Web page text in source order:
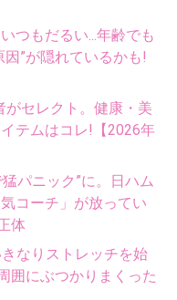
つもだるい...年齢でも
”が隠れているかも!
セレクト。健康・美
テムはコレ!【2026年
パニック”に。日ハム
コーチ」が放ってい
体
なりストレッチを始
囲にぶつかりまくった